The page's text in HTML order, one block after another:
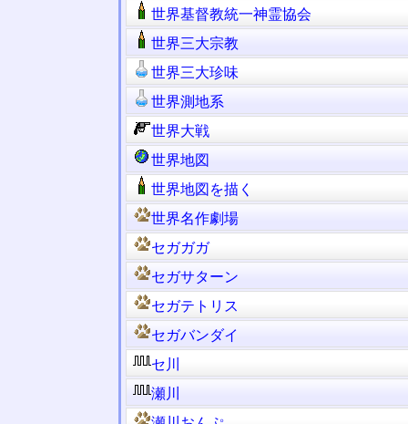
世界基督教統一神霊協会
世界三大宗教
世界三大珍味
世界測地系
世界大戦
世界地図
世界地図を描く
世界名作劇場
セガガガ
セガサターン
セガテトリス
セガバンダイ
セ川
瀬川